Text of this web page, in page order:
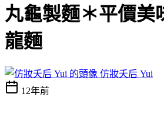
丸龜製麵＊平價美
龍麵
仿妝夭后 Yui
12年前